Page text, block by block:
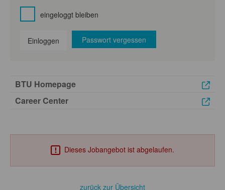
eingeloggt bleiben
Einloggen Passwort vergessen
BTU Homepage
Career Center
Dieses Jobangebot ist abgelaufen.
zurück zur Übersicht